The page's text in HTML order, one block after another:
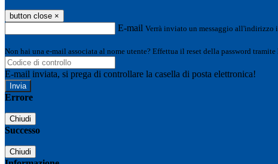
button close ×
E-mail Verrà inviato un messaggio all'indirizzo
Non hai una e-mail associata al nome utente? Effettua il reset della password tramite
E-mail inviata, si prega di controllare la casella di posta elettronica!
Errore
Chiudi
Successo
Chiudi